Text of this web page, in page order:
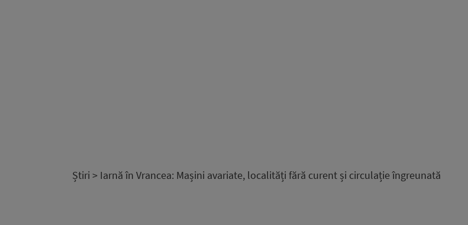
Știri > Iarnă în Vrancea: Mașini avariate, localități fără curent și circulație îngreunată